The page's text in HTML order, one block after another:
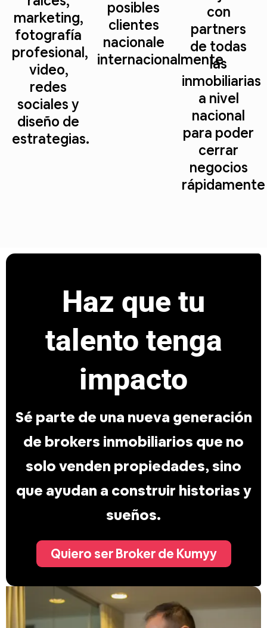
marketing,
fotografía
profesional,
video,
redes
sociales y
diseño de
estrategias.
posibles
clientes
nacionale
internacionalmente
con
partners
de todas
las
inmobiliarias
a nivel
nacional
para poder
cerrar
negocios
rápidamente
Haz que tu
talento tenga
impacto
Sé parte de una nueva generación
de brokers inmobiliarios que no
solo venden propiedades, sino
que ayudan a construir historias y
sueños.
Quiero ser Broker de Kumyy